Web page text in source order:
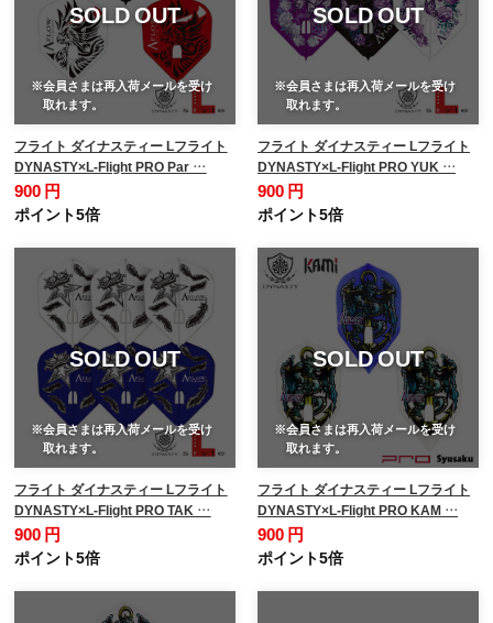
SOLD OUT
※会員さまは再入荷メールを受け
取れます。
フライト ダイナスティー Lフライト
DYNASTY×L-Flight PRO Par …
900 円
ポイント5倍
SOLD OUT
※会員さまは再入荷メールを受け
取れます。
フライト ダイナスティー Lフライト
DYNASTY×L-Flight PRO YUK …
900 円
ポイント5倍
SOLD OUT
※会員さまは再入荷メールを受け
取れます。
フライト ダイナスティー Lフライト
DYNASTY×L-Flight PRO TAK …
900 円
ポイント5倍
SOLD OUT
※会員さまは再入荷メールを受け
取れます。
フライト ダイナスティー Lフライト
DYNASTY×L-Flight PRO KAM …
900 円
ポイント5倍